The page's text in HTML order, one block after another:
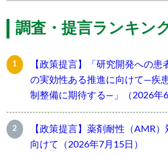
調査・提言ランキン
【政策提言】「研究開発への患
の実効性ある推進に向けて―疾
制整備に期待する―」（2026年6
【政策提言】薬剤耐性（AMR
向けて（2026年7月15日）